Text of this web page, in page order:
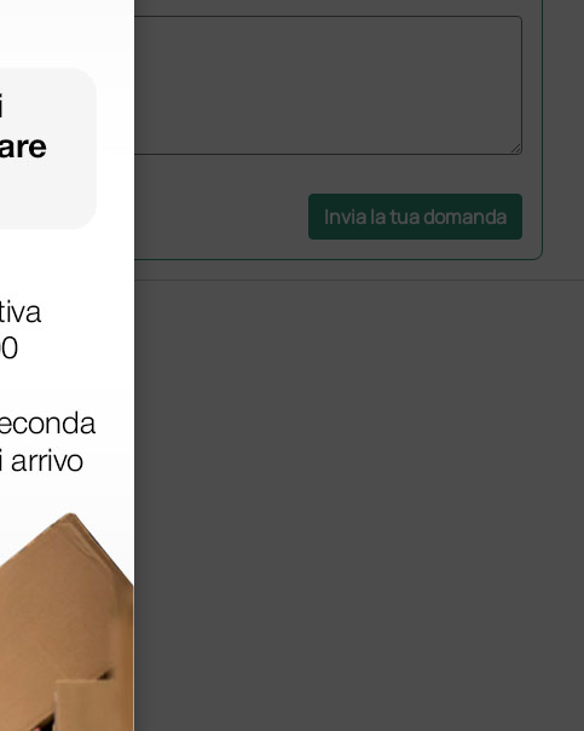
Invia la tua domanda